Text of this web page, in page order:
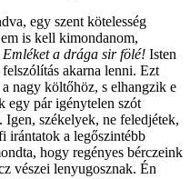
egy szent kötelesség
is kell kimondanom,
Emléket a drága sir fölé! Isten
akarna lenni. Ezt
nagy költőhöz, s elhangzik e
egy pár igénytelen szót
székelyek, ne feledjétek,
irántatok a legőszintébb
hogy regényes bérczeink
vészei lenyugosznak. Én